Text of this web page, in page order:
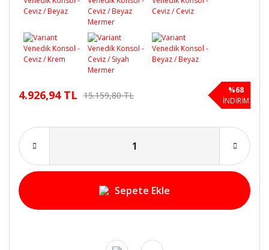
4.926,94 TL 15.159,80 TL
%68
İNDİRİM
Sepete Ekle